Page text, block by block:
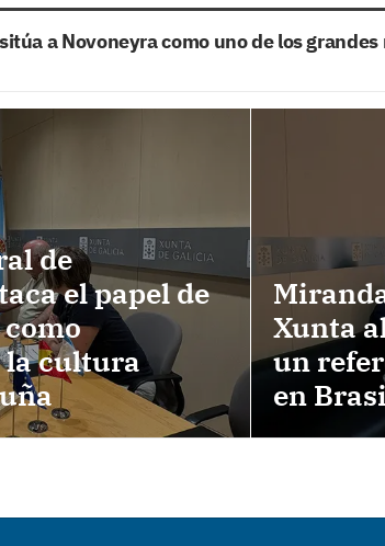
a Novoneyra como uno de los
de
el papel de
como
la cultura
Xunta
un
en